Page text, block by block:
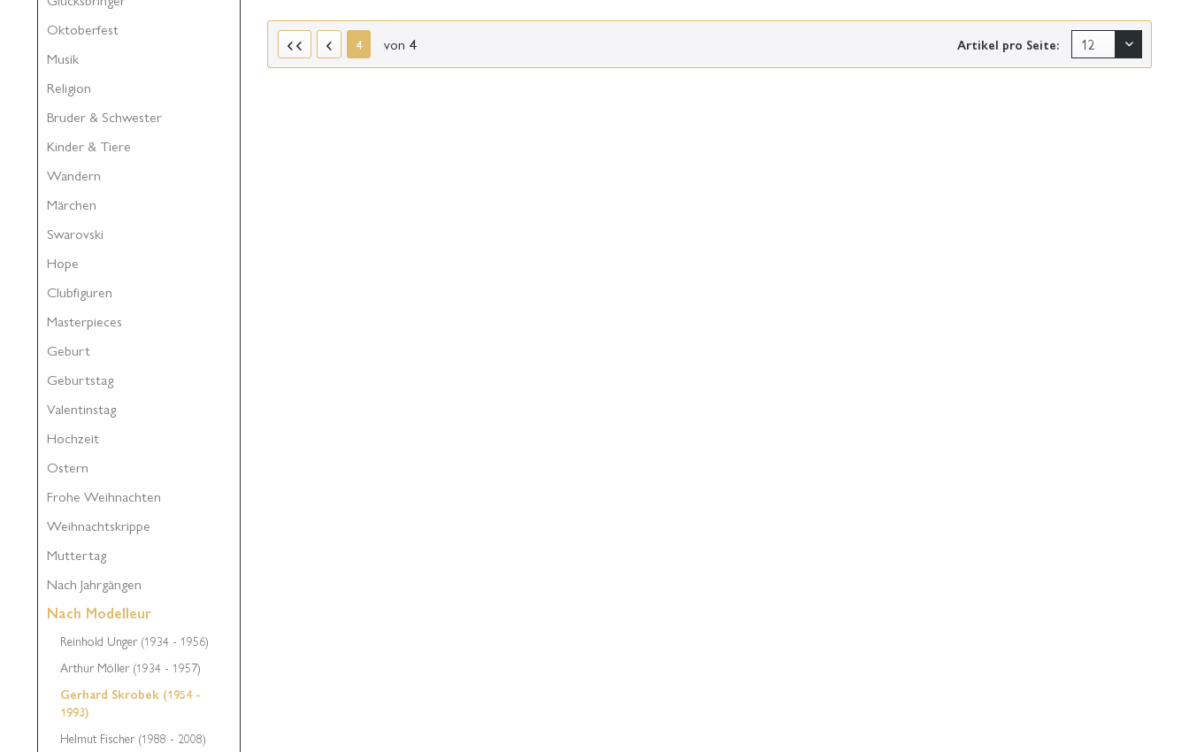
Oktoberfest
Musik
Religion
Bruder & Schwester
Kinder & Tiere
Wandern
Märchen
Swarovski
Hope
Clubfiguren
Masterpieces
Geburt
Geburtstag
Valentinstag
Hochzeit
Ostern
Frohe Weihnachten
Weihnachtskrippe
Muttertag
Nach Jahrgängen
Nach Modelleur
Reinhold Unger (1934 - 1956)
Arthur Möller (1934 - 1957)
Gerhard Skrobek (1954 -
1993)
Helmut Fischer (1988 - 2008)
4 von 4 Artikel pro Seite: